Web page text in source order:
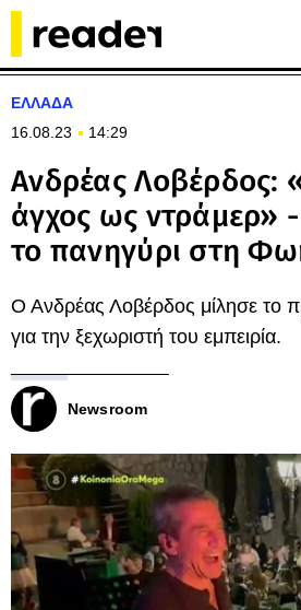
ΕΛΛΑΔΑ
16.08.23
14:29
Ανδρέας Λοβέρδος:
άγχος ως ντράμερ» -
το πανηγύρι στη
Ο Ανδρέας Λοβέρδος μίλησε το
για την ξεχωριστή του εμπειρία.
Newsroom